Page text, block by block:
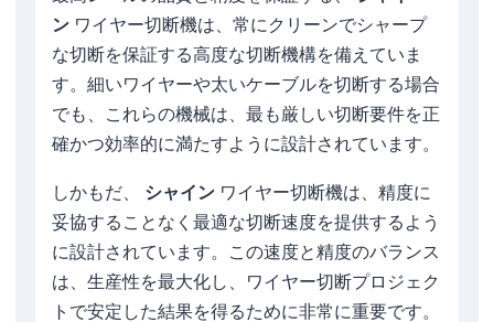
ン ワイヤー切断機は、常にクリーンでシャープ
な切断を保証する高度な切断機構を備えていま
す。細いワイヤーや太いケーブルを切断する場合
でも、これらの機械は、最も厳しい切断要件を正
確かつ効率的に満たすように設計されています。
しかもだ、 シャイン ワイヤー切断機は、精度に
妥協することなく最適な切断速度を提供するよう
に設計されています。この速度と精度のバランス
は、生産性を最大化し、ワイヤー切断プロジェク
トで安定した結果を得るために非常に重要です。